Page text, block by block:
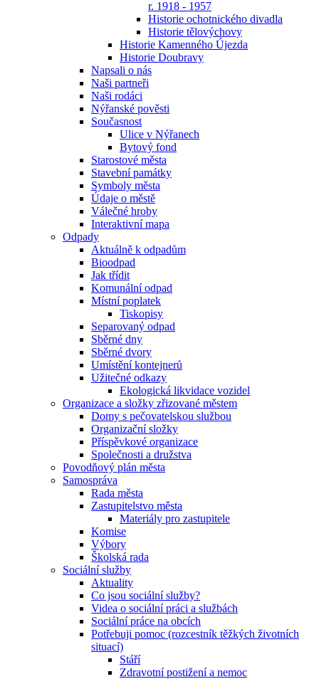
r. 1918 - 1957
Historie ochotnického divadla
Historie tělovýchovy
Historie Kamenného Újezda
Historie Doubravy
Napsali o nás
Naši partneři
Naši rodáci
Nýřanské pověsti
Současnost
Ulice v Nýřanech
Bytový fond
Starostové města
Stavební památky
Symboly města
Údaje o městě
Válečné hroby
Interaktivní mapa
Odpady
Aktuálně k odpadům
Bioodpad
Jak třídit
Komunální odpad
Místní poplatek
Tiskopisy
Separovaný odpad
Sběrné dny
Sběrné dvory
Umístění kontejnerů
Užitečné odkazy
Ekologická likvidace vozidel
Organizace a složky zřizované městem
Domy s pečovatelskou službou
Organizační složky
Příspěvkové organizace
Společnosti a družstva
Povodňový plán města
Samospráva
Rada města
Zastupitelstvo města
Materiály pro zastupitele
Komise
Výbory
Školská rada
Sociální služby
Aktuality
Co jsou sociální služby?
Videa o sociální práci a službách
Sociální práce na obcích
Potřebuji pomoc (rozcestník těžkých životních
situací)
Stáří
Zdravotní postižení a nemoc